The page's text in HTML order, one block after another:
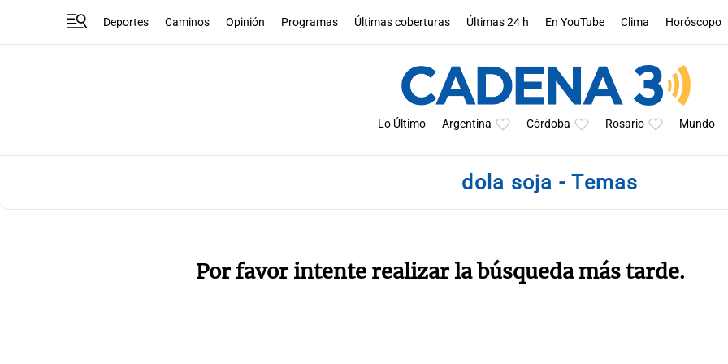
Deportes Caminos Opinión Programas Últimas coberturas Últimas 24 h En YouTube Clima Horóscopo
Lo Último Argentina Córdoba Rosario Mundo
dola soja - Temas
Por favor intente realizar la búsqueda más tarde.